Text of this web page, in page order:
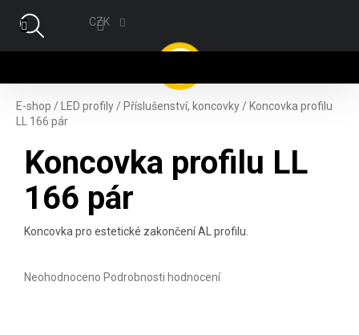
CZK
E-shop / LED profily / Příslušenství, koncovky / Koncovka profilu
LL 166 pár
Koncovka profilu LL
166 pár
Koncovka pro estetické zakončení AL profilu.
Průměrné hodnocení produktu je 0,0 z 5 hvězdiček.
Neohodnoceno Podrobnosti hodnocení